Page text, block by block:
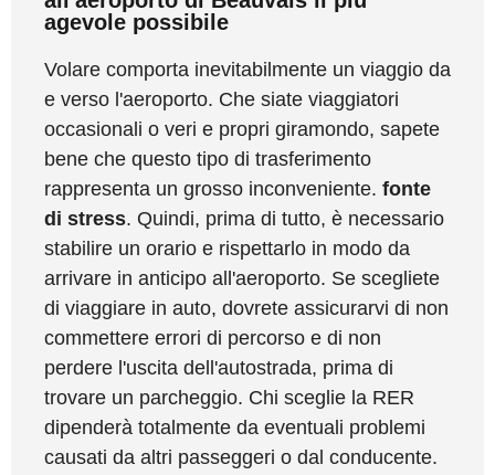
agevole possibile
Volare comporta inevitabilmente un viaggio da
e verso l'aeroporto. Che siate viaggiatori
occasionali o veri e propri giramondo, sapete
bene che questo tipo di trasferimento
rappresenta un grosso inconveniente. fonte
di stress. Quindi, prima di tutto, è necessario
stabilire un orario e rispettarlo in modo da
arrivare in anticipo all'aeroporto. Se scegliete
di viaggiare in auto, dovrete assicurarvi di non
commettere errori di percorso e di non
perdere l'uscita dell'autostrada, prima di
trovare un parcheggio. Chi sceglie la RER
dipenderà totalmente da eventuali problemi
causati da altri passeggeri o dal conducente.